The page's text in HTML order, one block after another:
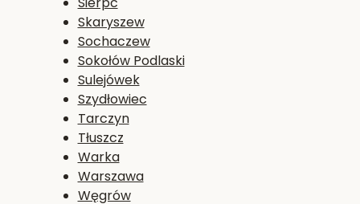
Skaryszew
Sochaczew
Sokołów Podlaski
Sulejówek
Szydłowiec
Tarczyn
Tłuszcz
Warka
Warszawa
Węgrów